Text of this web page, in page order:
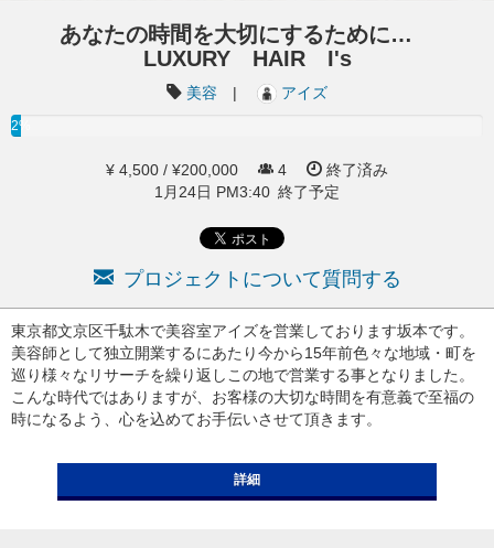
あなたの時間を大切にするために…
LUXURY HAIR I's
美容 | アイズ
2%
¥ 4,500 / ¥200,000 4
終了済み
1月24日 PM3:40 終了予定
プロジェクトについて質問する
東京都文京区千駄木で美容室アイズを営業しております坂本です。
美容師として独立開業するにあたり今から15年前色々な地域・町を
巡り様々なリサーチを繰り返しこの地で営業する事となりました。
こんな時代ではありますが、お客様の大切な時間を有意義で至福の
時になるよう、心を込めてお手伝いさせて頂きます。
詳細